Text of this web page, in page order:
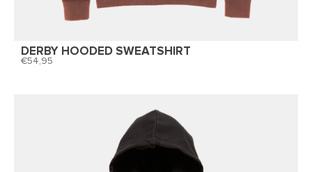
DERBY HOODED SWEATSHIRT
54,95